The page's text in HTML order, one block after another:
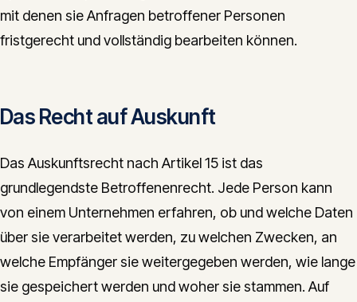
mit denen sie Anfragen betroffener Personen
fristgerecht und vollständig bearbeiten können.
Das Recht auf Auskunft
Das Auskunftsrecht nach Artikel 15 ist das
grundlegendste Betroffenenrecht. Jede Person kann
von einem Unternehmen erfahren, ob und welche Daten
über sie verarbeitet werden, zu welchen Zwecken, an
welche Empfänger sie weitergegeben werden, wie lange
sie gespeichert werden und woher sie stammen. Auf